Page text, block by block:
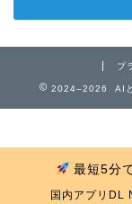
プ
2024–2026 AIと
最短5分
国内アプリDL